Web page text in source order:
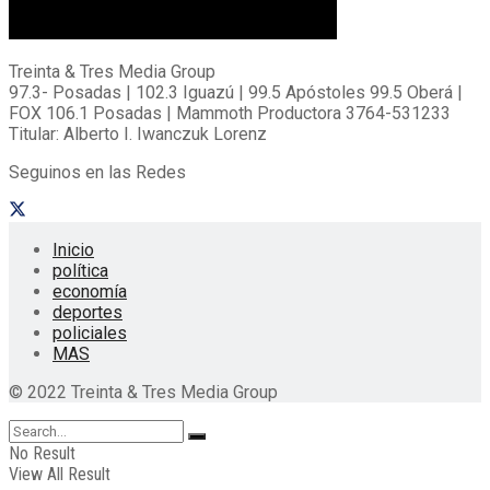
Treinta & Tres Media Group
97.3- Posadas | 102.3 Iguazú | 99.5 Apóstoles 99.5 Oberá |
FOX 106.1 Posadas | Mammoth Productora 3764-531233
Titular: Alberto I. Iwanczuk Lorenz
Seguinos en las Redes
Inicio
política
economía
deportes
policiales
MAS
© 2022 Treinta & Tres Media Group
No Result
View All Result